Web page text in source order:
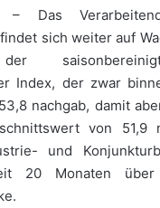
– Das
sich weiter auf
Index, der zwar
nachgab, damit
von
und
20 Monaten über